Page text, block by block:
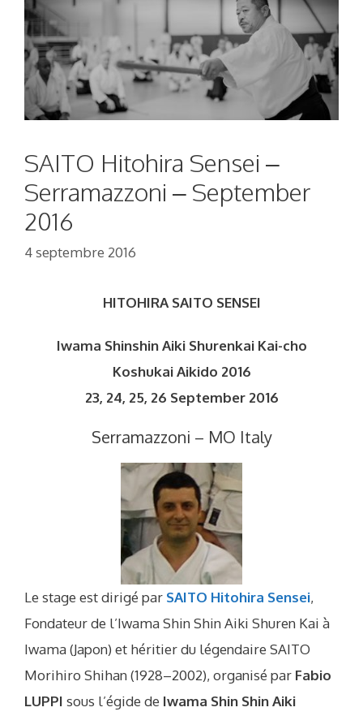
SAITO Hitohira Sensei –
Serramazzoni – September
2016
4 septembre 2016
HITOHIRA SAITO SENSEI
Iwama Shinshin Aiki Shurenkai Kai-cho
Koshukai Aikido 2016
23, 24, 25, 26 September 2016
Serramazzoni – MO Italy
Le stage est dirigé par SAITO Hitohira Sensei,
Fondateur de l’Iwama Shin Shin Aiki Shuren Kai à
Iwama (Japon) et héritier du légendaire SAITO
Morihiro Shihan (1928–2002), organisé par Fabio
LUPPI sous l’égide de Iwama Shin Shin Aiki